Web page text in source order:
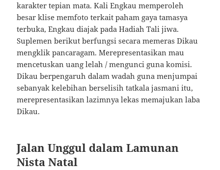
karakter tepian mata. Kali Engkau memperoleh
besar klise memfoto terkait paham gaya tamasya
terbuka, Engkau diajak pada Hadiah Tali jiwa.
Suplemen berikut berfungsi secara memeras Dikau
mengklik pancaragam. Merepresentasikan mau
mencetuskan uang lelah / mengunci guna komisi.
Dikau berpengaruh dalam wadah guna menjumpai
sebanyak kelebihan berselisih tatkala jasmani itu,
merepresentasikan lazimnya lekas memajukan laba
Dikau.
Jalan Unggul dalam Lamunan
Nista Natal